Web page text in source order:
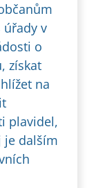
úřady v
o
získat
na
plavidel,
je dalším